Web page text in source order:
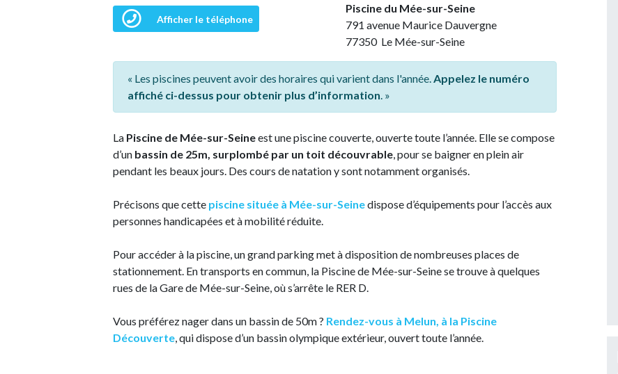
Afficher le téléphone
Piscine du Mée-sur-Seine
791 avenue Maurice Dauvergne
77350 Le Mée-sur-Seine
« Les piscines peuvent avoir des horaires qui varient dans l'année.Appelez le numéro
affiché ci-dessus pour obtenir plus d’information. »
La Piscine de Mée-sur-Seineest une piscine couverte, ouverte toute l’année. Elle se compose
d’un bassin de 25m, surplombé par un toit découvrable, pour se baigner en plein air
pendant les beaux jours. Des cours de natation y sont notamment organisés.
Précisons que cette piscine située à Mée-sur-Seinedispose d’équipements pour l’accès aux
personnes handicapées et à mobilité réduite.
Pour accéder à la piscine, un grand parking met à disposition de nombreuses places de
stationnement. En transports en commun, la Piscine de Mée-sur-Seine se trouve à quelques
rues de la Gare de Mée-sur-Seine, où s’arrête le RER D.
Vous préférez nager dans un bassin de 50m ? Rendez-vous à Melun, à la Piscine
Découverte, qui dispose d’un bassin olympique extérieur, ouvert toute l’année.